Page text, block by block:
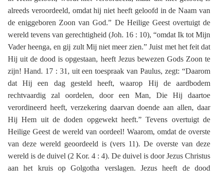
alreeds veroordeeld, omdat hij niet heeft geloofd in de Naam van
de eniggeboren Zoon van God.” De Heilige Geest overtuigt de
wereld tevens van gerechtigheid (Joh. 16 : 10), “omdat Ik tot Mijn
Vader heenga, en gij zult Mij niet meer zien.” Juist met het feit dat
Hij uit de dood is opgestaan, heeft Jezus bewezen Gods Zoon te
zijn! Hand. 17 : 31, uit een toespraak van Paulus, zegt: “Daarom
dat Hij een dag gesteld heeft, waarop Hij de aardbodem
rechtvaardig zal oordelen, door een Man, Die Hij daartoe
verordineerd heeft, verzekering daarvan doende aan allen, daar
Hij Hem uit de doden opgewekt heeft.” Tevens overtuigt de
Heilige Geest de wereld van oordeel! Waarom, omdat de overste
van deze wereld geoordeeld is (vers 11). De overste van deze
wereld is de duivel (2 Kor. 4 : 4). De duivel is door Jezus Christus
aan het kruis op Golgotha verslagen. Jezus heeft de dood